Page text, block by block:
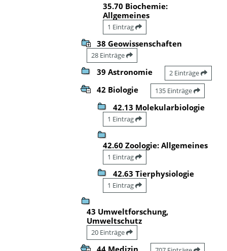
35.70 Biochemie:
Allgemeines
1 Eintrag
38 Geowissenschaften
28 Einträge
39 Astronomie 2 Einträge
42 Biologie 135 Einträge
42.13 Molekularbiologie
1 Eintrag
42.60 Zoologie: Allgemeines
1 Eintrag
42.63 Tierphysiologie
1 Eintrag
43 Umweltforschung,
Umweltschutz
20 Einträge
44 Medizin